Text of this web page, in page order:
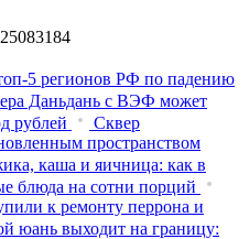
5 регионов РФ по падению
Даньдань с ВЭФ может
рублей
Сквер
пространством
каша и яичница: как в
блюда на сотни порций
к ремонту перрона и
юань выходит на границу: